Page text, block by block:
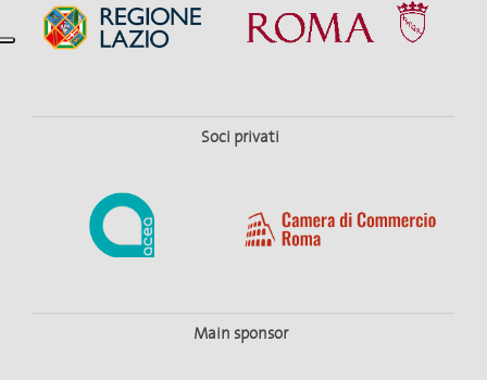
TERZA SINFONIA DI MAHLER
DAL 4 FEBBRAIO AL 10 FEBBRAIO 2027
TEATRO COSTANZI
Soci privati
Main sponsor